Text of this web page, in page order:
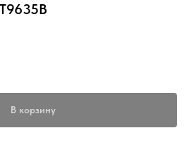
В корзину